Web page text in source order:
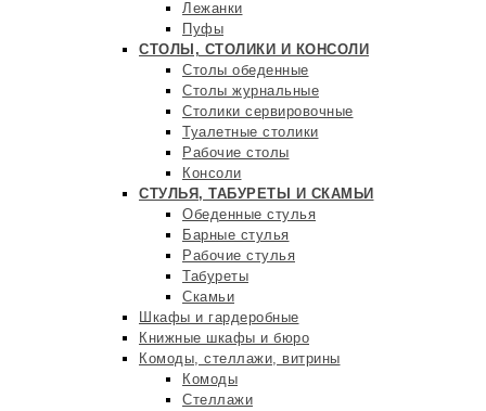
Лежанки
Пуфы
СТОЛЫ, СТОЛИКИ И КОНСОЛИ
Столы обеденные
Столы журнальные
Столики сервировочные
Туалетные столики
Рабочие столы
Консоли
СТУЛЬЯ, ТАБУРЕТЫ И СКАМЬИ
Обеденные стулья
Барные стулья
Рабочие стулья
Табуреты
Скамьи
Шкафы и гардеробные
Книжные шкафы и бюро
Комоды, стеллажи, витрины
Комоды
Стеллажи